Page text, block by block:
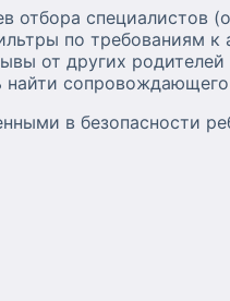
отбора специалистов
по требованиям к
от других родителей
найти
в безопасности